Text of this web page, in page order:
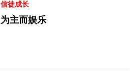
信徒成长
为主而娱乐